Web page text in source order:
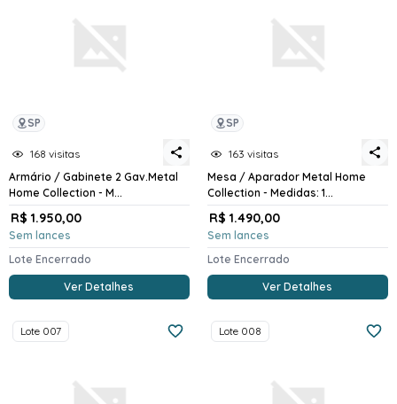
SP
168 visitas
Armário / Gabinete 2 Gav.Metal
Home Collection - M...
R$ 1.950,00
Sem lances
Lote Encerrado
Ver Detalhes
SP
163 visitas
Mesa / Aparador Metal Home
Collection - Medidas: 1...
R$ 1.490,00
Sem lances
Lote Encerrado
Ver Detalhes
Lote 007 Lote 008